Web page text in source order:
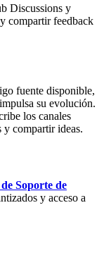
Discussions y
compartir feedback
fuente disponible,
su evolución.
los canales
y compartir ideas.
Soporte de
y acceso a